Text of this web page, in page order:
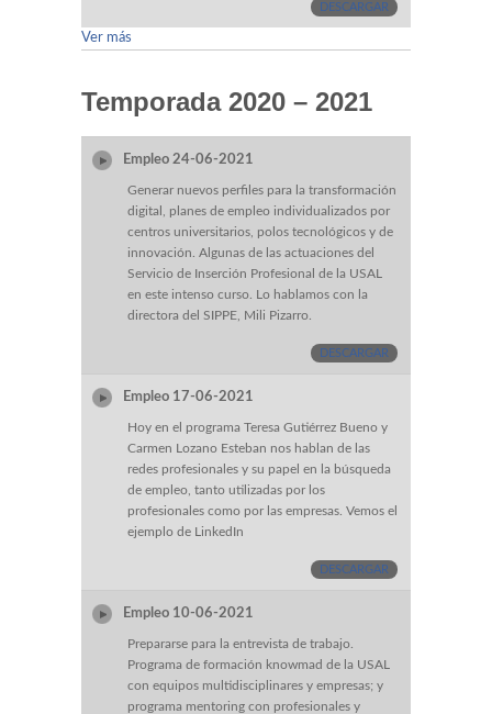
DESCARGAR
Ver más
Temporada 2020 – 2021
Empleo 24-06-2021
Generar nuevos perfiles para la transformación
digital, planes de empleo individualizados por
centros universitarios, polos tecnológicos y de
innovación. Algunas de las actuaciones del
Servicio de Inserción Profesional de la USAL
en este intenso curso. Lo hablamos con la
directora del SIPPE, Mili Pizarro.
DESCARGAR
Empleo 17-06-2021
Hoy en el programa Teresa Gutiérrez Bueno y
Carmen Lozano Esteban nos hablan de las
redes profesionales y su papel en la búsqueda
de empleo, tanto utilizadas por los
profesionales como por las empresas. Vemos el
ejemplo de LinkedIn
DESCARGAR
Empleo 10-06-2021
Prepararse para la entrevista de trabajo.
Programa de formación knowmad de la USAL
con equipos multidisciplinares y empresas; y
programa mentoring con profesionales y